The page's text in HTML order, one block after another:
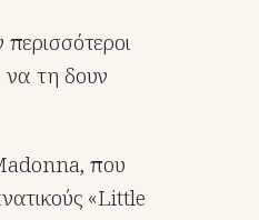
τη δουν
που
«Little